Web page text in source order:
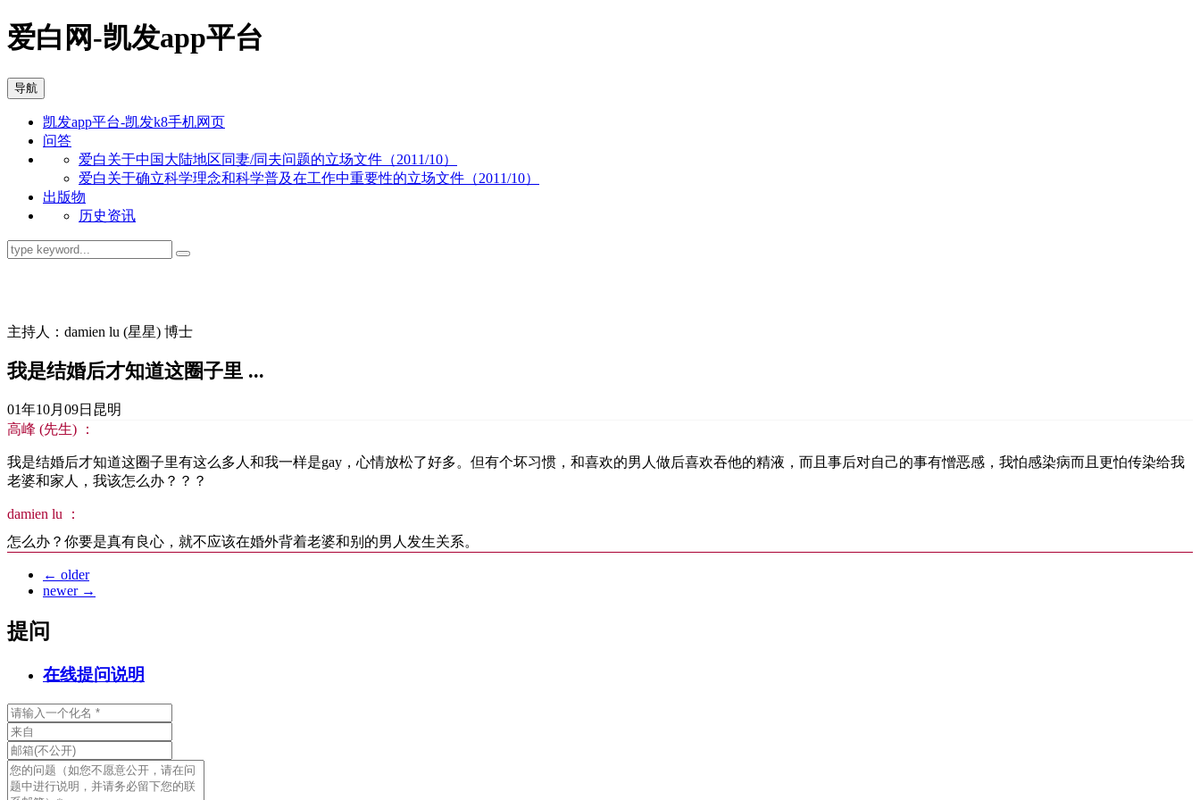
爱白网-凯发app平台
导航
凯发app平台-凯发k8手机网页
问答
爱白关于中国大陆地区同妻/同夫问题的立场文件（2011/10）
爱白关于确立科学理念和科学普及在工作中重要性的立场文件（2011/10）
出版物
历史资讯
主持人：damien lu (星星) 博士
我是结婚后才知道这圈子里 ...
01年10月09日 昆明
高峰 (先生) ：
我是结婚后才知道这圈子里有这么多人和我一样是gay，心情放松了好多。但有个坏习惯，和喜欢的男人做后喜欢吞他的精液，而且事后对自己的事有憎恶感，我怕感染病而且更怕传染给我
老婆和家人，我该怎么办？？？
damien lu ：
怎么办？你要是真有良心，就不应该在婚外背着老婆和别的男人发生关系。
← older
newer →
提问
在线提问说明